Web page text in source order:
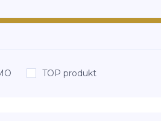
TOP produkt